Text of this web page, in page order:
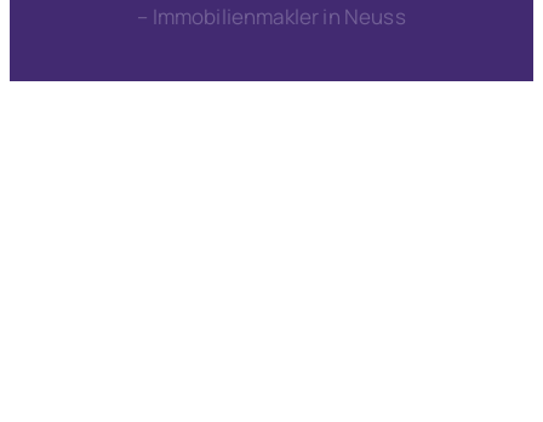
– Immobilienmakler in Neuss